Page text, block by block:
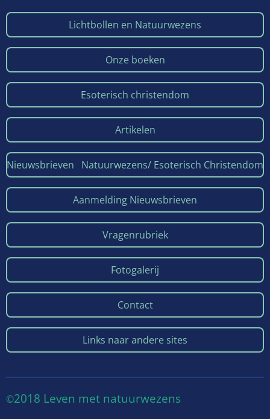
Lichtbollen en Natuurwezens
Onze boeken
Esoterisch christendom
Artikelen
Nieuwsbrieven Natuurwezens/ Esoterisch Christendom
Aanmelding Nieuwsbrieven
Vragenrubriek
Fotogalerij
Contact
Links naar andere sites
©2018 Leven met natuurwezens